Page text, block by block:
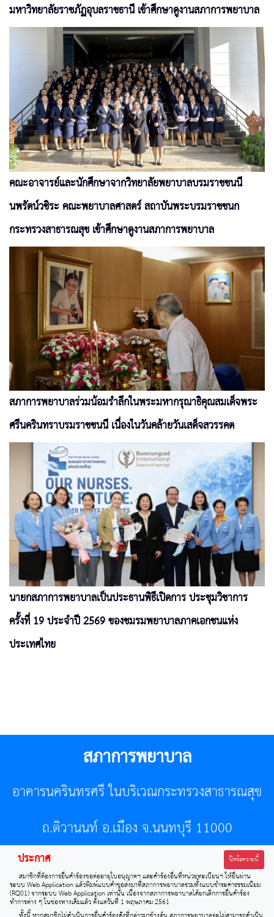
มหาวิทยาลัยราชภัฏอุบลราชธานี เข้าศึกษาดูงานสภาการพยาบาล
คณะอาจารย์และนักศึกษาจากวิทยาลัยพยาบาลบรมราชชนนี
นพรัตน์วชิระ คณะพยาบาลศาสตร์ สถาบันพระบรมราชชนก
กระทรวงสาธารณสุข เข้าศึกษาดูงานสภาการพยาบาล
สภาการพยาบาลร่วมน้อมรำลึกในพระมหากรุณาธิคุณสมเด็จพระ
ศรีนครินทราบรมราชชนนี เนื่องในวันคล้ายวันเสด็จสวรรคต
นายกสภาการพยาบาลเป็นประธานพิธีเปิดการ ประชุมวิชาการ
ครั้งที่ 19 ประจำปี 2569 ของชมรมพยาบาลภาคเอกชนแห่ง
ประเทศไทย
สภาการพยาบาล
อาคารนครินทรศรี ในบริเวณกระทรวงสาธารณสุข
ถ.ติวานนท์ อ.เมือง จ.นนทบุรี 11000
โทรศัพท์ 02-596-7500 โทรสาร 0-2589-7121 E-mail :
center@tnmc.or.th
All right reserved by www.tnmc.or.th
ประกาศ ปิดข้อความนี้
สมาชิกที่ต้องการยื่นคำร้องขอต่ออายุใบอนุญาตฯ และคำร้องอื่นที่หน่วยทะเบียนฯ ให้ยื่นผ่าน
ระบบ Web Application แล้วพิมพ์แบบคำขอส่งมาที่สภาการพยาบาลรวมทั้งแบบชำระค่าธรรมเนียม
(RQ01) จากระบบ Web Application เท่านั้น เนื่องจากสภาการพยาบาลได้ยกเลิกการยื่นคำร้อง
ทำการต่าง ๆ ในช่องทางเดิมแล้ว ตั้งแต่วันที่ 1 พฤษภาคม 2561